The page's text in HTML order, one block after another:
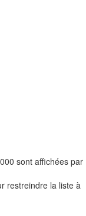
sont affichées par
restreindre la liste à